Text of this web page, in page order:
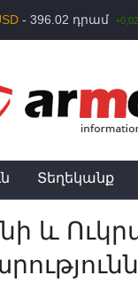
- 396.02 դրամ +0,02
Տեղեկանք
և